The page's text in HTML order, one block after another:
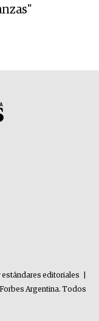
estándares editoriales
Argentina. Todos